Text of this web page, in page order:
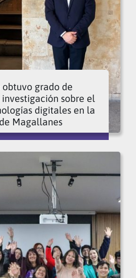
grado de
sobre el
digitales en la
Magallanes